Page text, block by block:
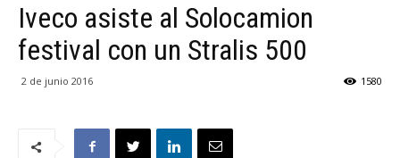
Iveco asiste al Solocamion
festival con un Stralis 500
2 de junio 2016 1580